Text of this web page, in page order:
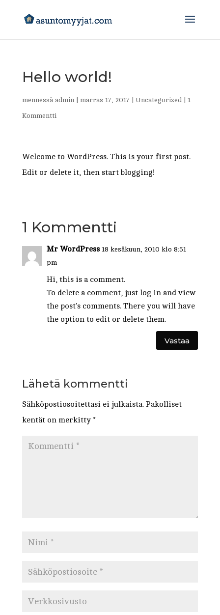
Hello world!
mennessä admin| marras 17, 2017| Uncategorized| 1
Kommentti
Welcome to WordPress. This is your first post.
Edit or delete it, then start blogging!
1 Kommentti
Mr WordPress 18 kesäkuun, 2010 klo 8:51
pm
Hi, this is a comment.
To delete a comment, just log in and view
the post's comments. There you will have
the option to edit or delete them.
Vastaa
Lähetä kommentti
Sähköpostiosoitettasi ei julkaista. Pakolliset
kentät on merkitty*